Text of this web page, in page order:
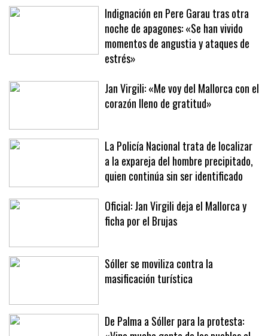
Indignación en Pere Garau tras otra
noche de apagones: «Se han vivido
momentos de angustia y ataques de
estrés»
Jan Virgili: «Me voy del Mallorca con el
La Policía Nacional trata de localizar
a la expareja del hombre precipitado,
quien continúa sin ser identificado
Oficial: Jan Virgili deja el Mallorca y
Sóller se moviliza contra la